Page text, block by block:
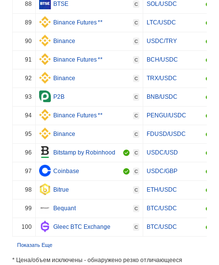
88 BTSE C SOL/USDC
89 Binance Futures** C LTC/USDC
90 Binance C USDC/TRY
91 Binance Futures** C BCH/USDC
92 Binance C TRX/USDC
93 P2B C BNB/USDC
94 Binance Futures** C PENGU/USDC
95 Binance C FDUSD/USDC
96 Bitstamp by Robinhood C USDC/USD
97 Coinbase C USDC/GBP
98 Bitrue C ETH/USDC
99 Bequant C BTC/USDC
100 Gleec BTC Exchange C BTC/USDC
Показать Еще
* Цена/объем исключены - обнаружено резко отличающееся